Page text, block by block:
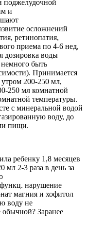
поджелудочной
и
осложнений
ретинопатия,
приема по 4-6 нед,
дозировка воды
немного быть
Принимается
200-250 мл,
250 мл комнатной
температуры.
с минеральной водой
воду, до
пищи.
ребенку 1,8 месяцев
мл 2-3 раза в день за
нарушение
магния и хофитол
воду не
Заранее